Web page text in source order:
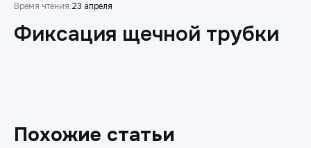
Время чтения:23 апреля
Фиксация щечной трубки
Похожие статьи